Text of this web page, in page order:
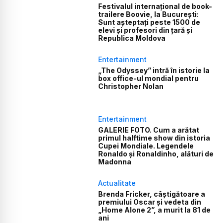
Festivalul internațional de book-
trailere Boovie, la București:
Sunt așteptați peste 1500 de
elevi și profesori din țară și
Republica Moldova
Entertainment
„The Odyssey” intră în istorie la
box office-ul mondial pentru
Christopher Nolan
Entertainment
GALERIE FOTO. Cum a arătat
primul halftime show din istoria
Cupei Mondiale. Legendele
Ronaldo și Ronaldinho, alături de
Madonna
Actualitate
Brenda Fricker, câștigătoare a
premiului Oscar și vedeta din
„Home Alone 2”, a murit la 81 de
ani